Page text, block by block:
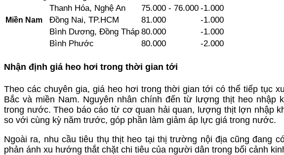
Thanh Hóa, Nghệ An
75.000 - 76.000 -1.000
Miền Nam Đồng Nai, TP.HCM 81.000
-1.000
Bình Dương, Đồng Tháp 80.000
-1.000
Bình Phước
80.000 -2.000
Nhận định giá heo hơi trong thời gian tới
Theo các chuyên gia, giá heo hơi trong thời gian tới có thể tiếp tục
Bắc và miền Nam. Nguyên nhân chính đến từ lượng thịt heo nhập
trong nước. Theo báo cáo từ cơ quan hải quan, lượng thịt lợn nhập
so với cùng kỳ năm trước, góp phần làm giảm áp lực giá trong nước.
Ngoài ra, nhu cầu tiêu thụ thịt heo tại thị trường nội địa cũng đang
phản ánh xu hướng thắt chặt chi tiêu của người dân trong bối cảnh